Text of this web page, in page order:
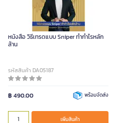
หนังสือ วิธีเทรดแบบ Sniper ทำกำไรหลัก
ล้าน
รหัสสินค้า DA05187
฿ 490.00 พร้อมจัดส่ง
เพิ่มสินค้า